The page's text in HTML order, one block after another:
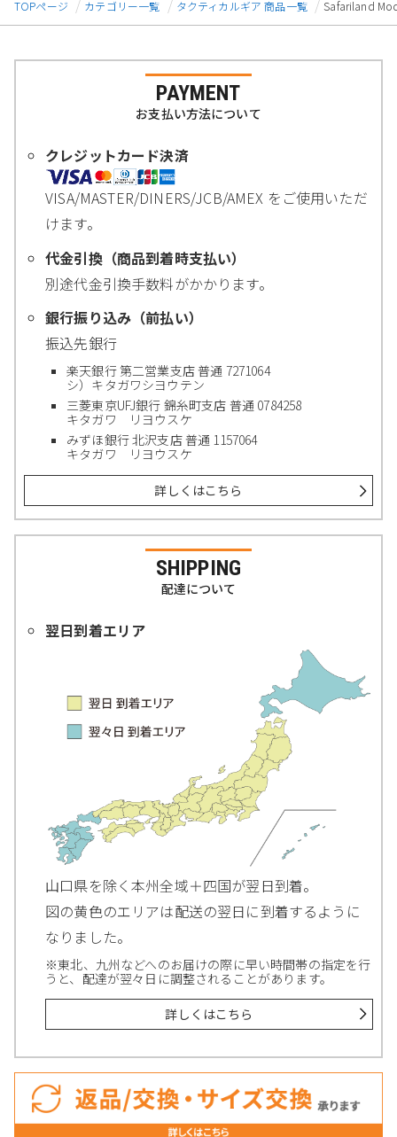
TOPページ
カテゴリー一覧 タクティカルギア 商品一覧 Safariland
PAYMENT
お支払い方法について
クレジットカード決済
VISA/MASTER/DINERS/JCB/AMEX をご使用いただ
けます。
代金引換（商品到着時支払い）
別途代金引換手数料がかかります。
銀行振り込み（前払い）
振込先銀行
楽天銀行 第二営業支店 普通 7271064
シ）キタガワシヨウテン
三菱東京UFJ銀行 錦糸町支店 普通 0784258
キタガワ リヨウスケ
みずほ銀行 北沢支店 普通 1157064
キタガワ リヨウスケ
詳しくはこちら
SHIPPING
配達について
翌日到着エリア
山口県を除く本州全域＋四国が翌日到着。
図の黄色のエリアは配送の翌日に到着するように
なりました。
※東北、九州などへのお届けの際に早い時間帯の指定を行
うと、配達が翌々日に調整されることがあります。
詳しくはこちら